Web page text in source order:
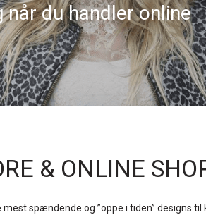
du handler online
& ONLINE
spændende og ”oppe i tiden” designs